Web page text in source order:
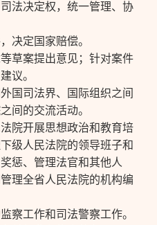
法决定权，统一管理、协
决定国家赔偿。
草案提出意见；针对案件
议。
国司法界、国际组织之间
间的交流活动。
院开展思想政治和教育培
级人民法院的领导班子和
惩、管理法官和其他人
理全省人民法院的机构编
察工作和司法警察工作。